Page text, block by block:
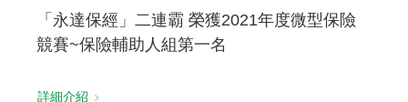
「永達保經」二連霸 榮獲2021年度微型保險
競賽~保險輔助人組第一名
詳細介紹